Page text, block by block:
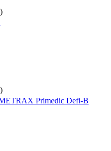
Primedic Defi-B